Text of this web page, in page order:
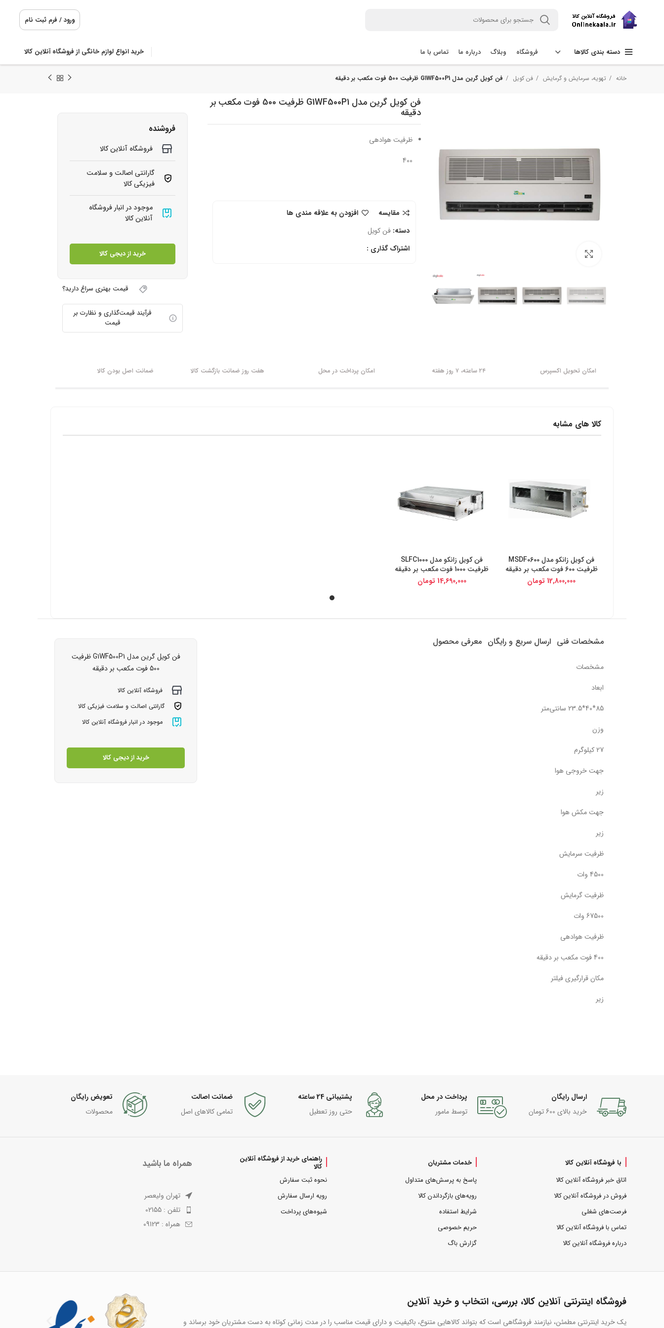
ورود / فرم ثبت نام
دسته بندی کالاها فروشگاه وبلاگ درباره ما تماس با ما خرید انواع لوازم خانگی از فروشگاه آنلاین کالا
خانه تهویه، سرمایش و گرمایش فن کویل فن کویل گرین مدل G1WF500P1 ظرفیت 500 فوت مکعب بر دقیقه
فن کویل گرین مدل G1WF500P1 ظرفیت 500 فوت مکعب بر
دقیقه
ظرفیت هوادهی
400
مقایسه
افزودن به علاقه مندی ها
دسته: فن کویل
اشتراک گذاری :
فروشنده
فروشگاه آنلاین کالا
گارانتی اصالت و سلامت
فیزیکی کالا
موجود در انبار فروشگاه
آنلاین کالا
خرید از دیجی کالا
قیمت بهتری سراغ دارید؟
فرآیند قیمت‌گذاری و نظارت بر
قیمت
امکان تحویل اکسپرس ۲۴ ساعته، ۷ روز هفته امکان پرداخت در محل هفت روز ضمانت بازگشت کالا ضمانت اصل بودن کالا
کالا های مشابه
خرید از دیجی کالافن کویل زانکو مدل MSDF0600
ظرفیت 600 فوت مکعب بر دقیقه
12,800,000 تومان
خرید از دیجی کالافن کویل زانکو مدل SLFC1000
ظرفیت 1000 فوت مکعب بر دقیقه
14,690,000 تومان
مشخصات فنی ارسال سریع و رایگان معرفی محصول
مشخصات
ابعاد
85*40*23.5 سانتی‌متر
وزن
27 کیلوگرم
جهت خروجی هوا
زیر
جهت مکش هوا
زیر
ظرفیت سرمایش
4500 وات
ظرفیت گرمایش
67500 وات
ظرفیت هوادهی
400 فوت مکعب بر دقیقه
مکان قرارگیری فیلتر
زیر
فن کویل گرین مدل G1WF500P1 ظرفیت
500 فوت مکعب بر دقیقه
فروشگاه آنلاین کالا
گارانتی اصالت و سلامت فیزیکی کالا
موجود در انبار فروشگاه آنلاین کالا
خرید از دیجی کالا
ارسال رایگان
خرید بالای 600 تومان
پرداخت در محل
توسط مامور
پشتیبانی 24 ساعته
حتی روز تعطیل
ضمانت اصالت
تمامی کالاهای اصل
تعویض رایگان
محصولات
با فروشگاه آنلاین کالا
اتاق خبر فروشگاه آنلاین کالا
فروش در فروشگاه آنلاین کالا
فرصت‌های شغلی
تماس با فروشگاه آنلاین کالا
درباره فروشگاه آنلاین کالا
خدمات مشتریان
پاسخ به پرسش‌های متداول
رویه‌های بازگرداندن کالا
شرایط استفاده
حریم خصوصی
گزارش باگ
راهنمای خرید از فروشگاه آنلاین
کالا
نحوه ثبت سفارش
رویه ارسال سفارش
شیوه‌های پرداخت
همراه ما باشید
تهران ولیعصر
تلفن : 02155
همراه : 09123
فروشگاه اینترنتی آنلاین کالا، بررسی، انتخاب و خرید آنلاین
یک خرید اینترنتی مطمئن، نیازمند فروشگاهی است که بتواند کالاهایی متنوع، باکیفیت و دارای قیمت مناسب را در مدت زمانی کوتاه به دست مشتریان خود برساند و